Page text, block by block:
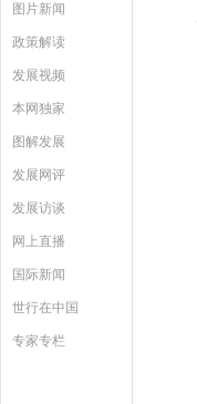
图片新闻
政策解读
发展视频
本网独家
图解发展
发展网评
发展访谈
网上直播
国际新闻
世行在中国
专家专栏